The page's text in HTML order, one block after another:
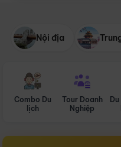
Nội địa
Combo Du
lịch
Tour Doanh
Nghiệp